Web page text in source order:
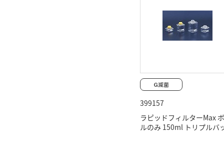
399157
ラピッドフィルターMax
ルのみ 150ml トリプルバ